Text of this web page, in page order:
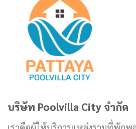
บริษัท Poolvilla City จำกัด